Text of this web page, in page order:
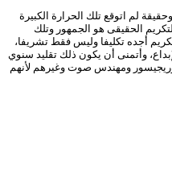
لم اتوقع تلك الحرارة الكبيرة
الحقيقى هو الجمهور وتلك
أجده تكليفا وليس فقط تشريفا،
وأتمنى أن يكون ذلك تقليد سنوي
ومهندس صوت وغيرهم لأنهم